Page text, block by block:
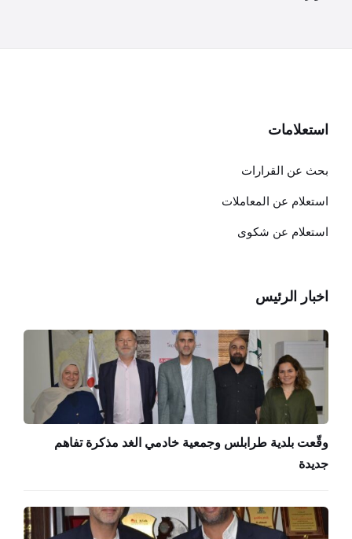
استعلامات
بحث عن القرارات
استعلام عن المعاملات
استعلام عن شكوى
اخبار الرئيس
وقّعت بلدية طرابلس وجمعية خادمي الغد مذكرة تفاهم
جديدة